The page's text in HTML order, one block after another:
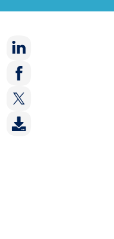
Deel
op:
LinkedIn
Deel
Facebook
Deel
op: